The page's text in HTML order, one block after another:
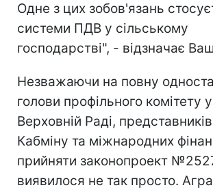
Одне з цих зобов'язань
системи ПДВ у сільському
господарстві", - відзначає
Незважаючи на повну
голови профільного комітету у
Верховній Раді, представників
Кабміну та міжнародних
прийняти законопроект
виявилося не так просто.